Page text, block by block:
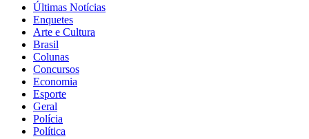
Últimas Notícias
Enquetes
Arte e Cultura
Brasil
Colunas
Concursos
Economia
Esporte
Geral
Polícia
Política